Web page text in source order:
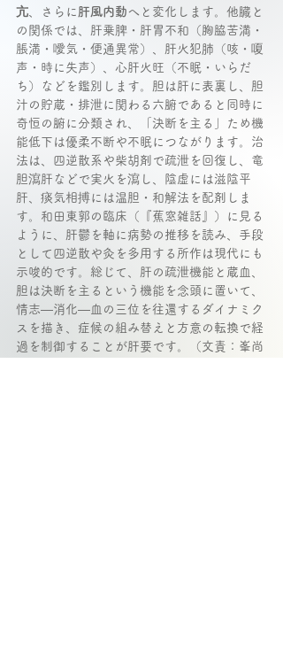
亢 、さらに 肝風内動 へと変化します。他臓と
の関係では、肝乗脾・肝胃不和（胸脇苦満・
脹満・噯気・便通異常）、肝火犯肺（咳・嗄
声・時に失声）、心肝火旺（不眠・いらだ
ち）などを鑑別します。胆は肝に表裏し、胆
汁の貯蔵・排泄に関わる六腑であると同時に
奇恒の腑に分類され、「決断を主る」ため機
能低下は優柔不断や不眠につながります。治
法は、四逆散系や柴胡剤で疏泄を回復し、竜
胆瀉肝などで実火を瀉し、陰虚には滋陰平
肝、痰気相搏には温胆・和解法を配剤しま
す。和田東郭の臨床（『蕉窓雑話』）に見る
ように、肝鬱を軸に病勢の推移を読み、手段
として四逆散や灸を多用する所作は現代にも
示唆的です。総じて、肝の疏泄機能と蔵血、
胆は決断を主るという機能を念頭に置いて、
情志—消化—血の三位を往還するダイナミク
スを描き、症候の組み替えと方意の転換で経
過を制御することが肝要です。（文責：峯尚